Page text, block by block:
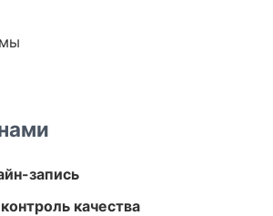
запись
качества